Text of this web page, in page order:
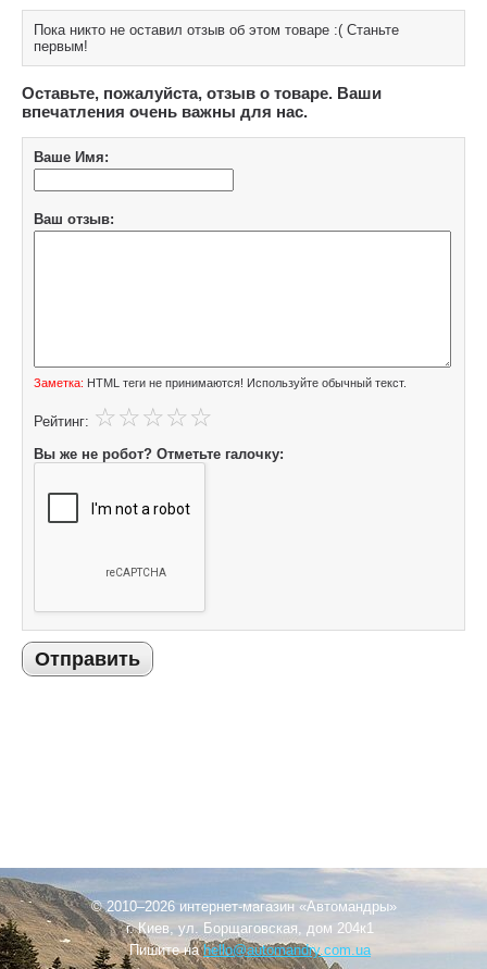
Пока никто не оставил отзыв об этом товаре :( Станьте
первым!
Оставьте, пожалуйста, отзыв о товаре. Ваши
впечатления очень важны для нас.
Ваше Имя:
Ваш отзыв:
Заметка: HTML теги не принимаются! Используйте обычный текст.
Рейтинг:
Вы же не робот? Отметьте галочку:
Отправить
© 2010–2026 интернет-магазин «Автомандры»
г. Киев, ул. Борщаговская, дом 204к1
Пишите наhello@automandry.com.ua